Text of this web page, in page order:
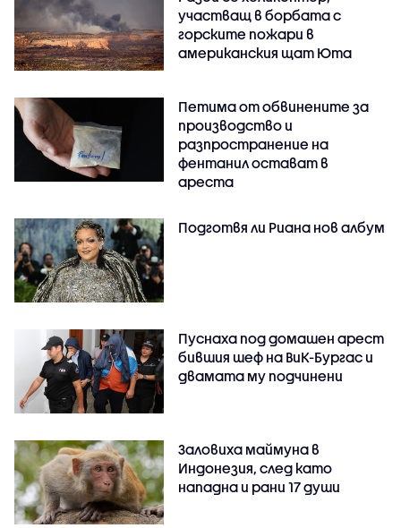
участващ в борбата с
горските пожари в
американския щат Юта
Петима от обвинените за
производство и
разпространение на
фентанил остават в
ареста
Подготвя ли Риана нов албум
Пуснаха под домашен арест
бившия шеф на ВиК-Бургас и
двамата му подчинени
Заловиха маймуна в
Индонезия, след като
нападна и рани 17 души